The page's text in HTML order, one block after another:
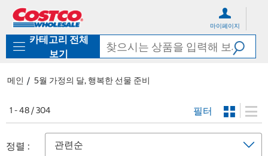
로
기
가
마이페이지
카테고리 전체
보기
메인 5월 가정의 달, 행복한 선물 준비
1 - 48 / 304 필터
정렬 :